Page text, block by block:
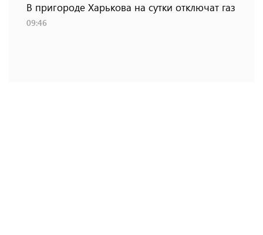
В пригороде Харькова на сутки отключат газ
09:46